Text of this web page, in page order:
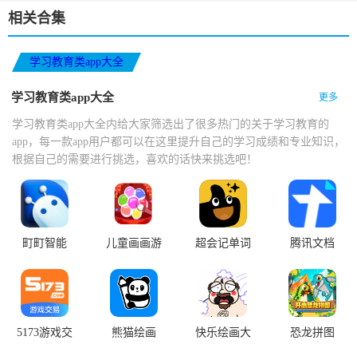
相关合集
学习教育类app大全
学习教育类app大全 更多
学习教育类app大全内给大家筛选出了很多热门的关于学习教育的
app，每一款app用户都可以在这里提升自己的学习成绩和专业知识，
根据自己的需要进行挑选，喜欢的话快来挑选吧！
町町智能
儿童画画游
超会记单词 腾讯文档
5173游戏交
熊猫绘画
快乐绘画大
恐龙拼图